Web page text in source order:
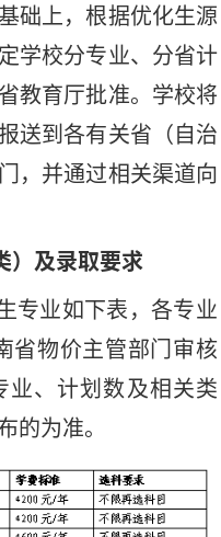
础上，根据优化生源
学校分专业、分省计
教育厅批准。学校将
送到各有关省（自治
，并通过相关渠道向
）及录取要求
专业如下表，各专业
省物价主管部门审核
业、计划数及相关类
的为准。